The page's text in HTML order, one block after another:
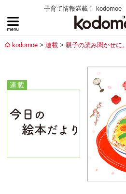
子育て情報満載！ kodomoe
kodomoe 連載 親子の読み聞かせに